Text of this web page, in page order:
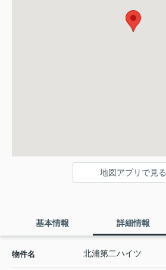
地図アプリで見る
基本情報 詳細情報
物件名 北浦第二ハイツ